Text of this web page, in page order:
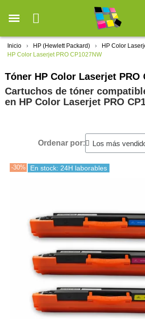
Inicio HP (Hewlett Packard)
HP Color
HP Color Laserjet PRO CP1027NW
Tóner HP Color Laserjet PRO
Cartuchos de tóner
en HP Color Laserjet PRO
Ordenar por:
-30% En stock: 24H laborables